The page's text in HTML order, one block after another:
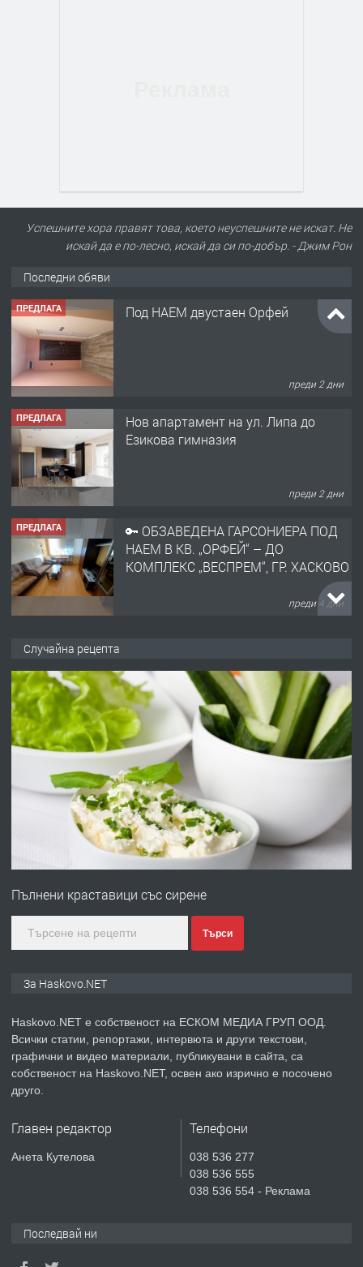
Успешните хора правят това, което неуспешните не искат. Не
искай да е по-лесно, искай да си по-добър. - Джим Рон
Последни обяви
ПРЕДЛАГА Под НАЕМ двустаен Орфей
преди 2 дни
ПРЕДЛАГА
Нов апартамент на ул. Липа до
Езикова гимназия
преди 2 дни
ПРЕДЛАГА
🔑 ОБЗАВЕДЕНА ГАРСОНИЕРА ПОД
НАЕМ В КВ. „ОРФЕЙ“ – ДО
КОМПЛЕКС „ВЕСПРЕМ“, ГР. ХАСКОВО
преди 4 дни
АПАРТАМЕНТ В ЦЕНТЪРА НА ГР.
ХАСКОВО
преди 5 дни
ПРЕДЛАГА Давам гараж под наем
преди 5 дни
№4120 Магазин/Офис под наем в кв.
градската градина!
преди 6 дни
ПРЕДЛАГА
Продавам парцел в гр. Хасково кв.
СГЛОБЯВАНЕ НА МЕБЕЛИ.
Случайна рецепта
Пълнени краставици със сирене
Търси
За Haskovo.NET
Haskovo.NET е собственост на ЕСКОМ МЕДИА ГРУП ООД.
Всички статии, репортажи, интервюта и други текстови,
графични и видео материали, публикувани в сайта, са
собственост на Haskovo.NET, освен ако изрично е посочено
друго.
Главен редактор
Анета Кутелова
Телефони
038 536 277
038 536 555
038 536 554 - Реклама
Последвай ни